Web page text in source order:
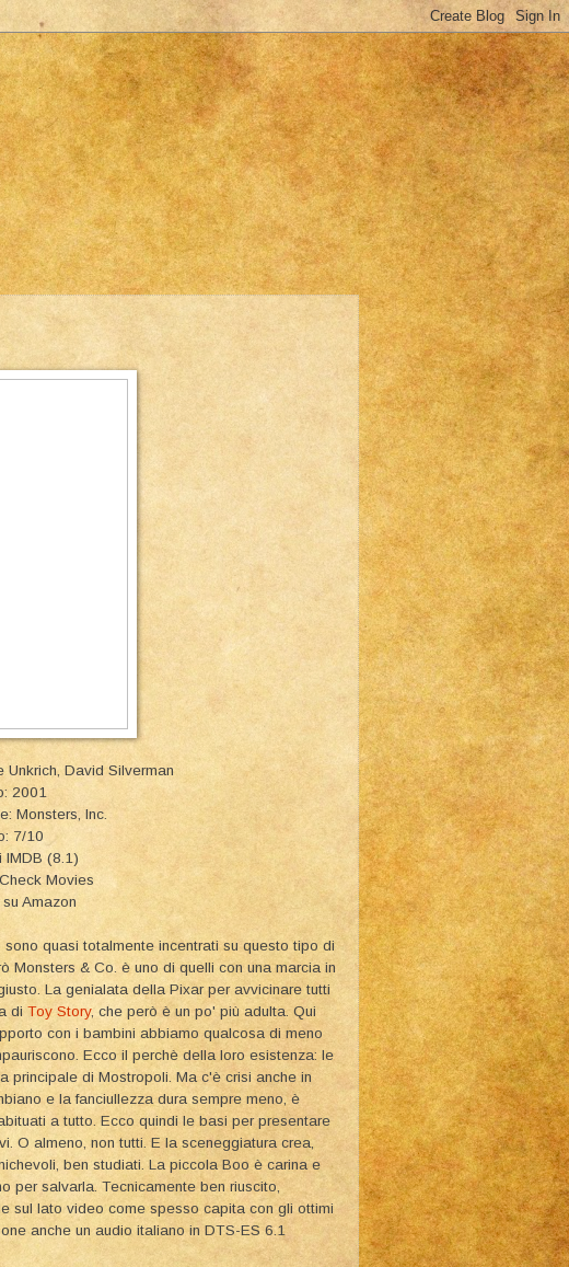
Unkrich, David Silverman
2001
Monsters, Inc.
7/10
IMDB (8.1)
Movies
su Amazon
quasi totalmente incentrati su questo tipo di
Monsters & Co. è uno di quelli con una marcia in
La genialata della Pixar per avvicinare tutti
di Toy Story, che però è un po' più adulta. Qui
con i bambini abbiamo qualcosa di meno
Ecco il perchè della loro esistenza: le
principale di Mostropoli. Ma c'è crisi anche in
e la fanciullezza dura sempre meno, è
a tutto. Ecco quindi le basi per presentare
O almeno, non tutti. E la sceneggiatura crea,
ben studiati. La piccola Boo è carina e
per salvarla. Tecnicamente ben riuscito,
sul lato video come spesso capita con gli ottimi
anche un audio italiano in DTS-ES 6.1